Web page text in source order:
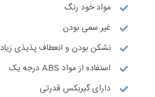
مواد خود رنگ
غیر سمی بودن
نشکن بودن و انعطاف پذیذی زیاد
استفاده از مواد ABS درجه یک
دارای گیربکس قدرتی